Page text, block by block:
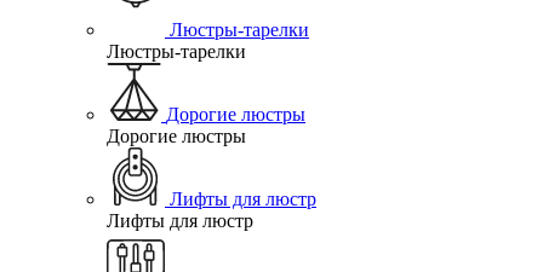
Люстры-тарелки
Люстры-тарелки
Дорогие люстры
Дорогие люстры
Лифты для люстр
Лифты для люстр